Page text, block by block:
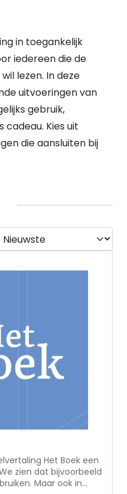
in toegankelijk
iedereen die de
lezen. In deze
uitvoeringen van
gebruik,
cadeau. Kies uit
die aansluiten bij
Het Boek een
zien dat bijvoorbeeld
Maar ook in